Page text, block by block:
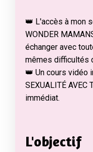
👑 L'accès à mon
WONDER
échanger avec
mêmes difficultés
👑 Un cours vidéo
SEXUALITÉ AVEC
immédiat.
L'objectif